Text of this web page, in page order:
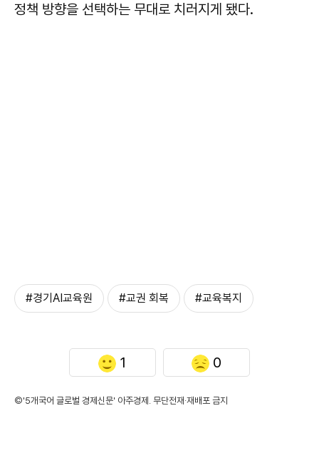
정책 방향을 선택하는 무대로 치러지게 됐다.
#경기AI교육원 #교권 회복 #교육복지
1 0
©'5개국어 글로벌 경제신문' 아주경제. 무단전재·재배포 금지